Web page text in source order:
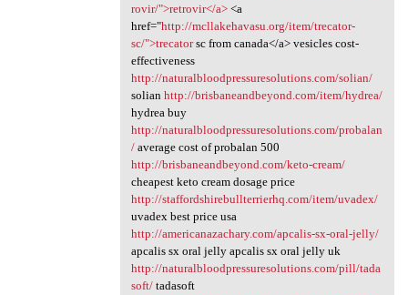
rovir/">retrovir</a><a
href="http://mcllakehavasu.org/item/trecator-
sc/">trecatorsc from canada</a> vesicles cost-
effectiveness
http://naturalbloodpressuresolutions.com/solian/
solian http://brisbaneandbeyond.com/item/hydrea/
hydrea buy
http://naturalbloodpressuresolutions.com/probalan
/average cost of probalan 500
http://brisbaneandbeyond.com/keto-cream/
cheapest keto cream dosage price
http://staffordshirebullterrierhq.com/item/uvadex/
uvadex best price usa
http://americanazachary.com/apcalis-sx-oral-jelly/
apcalis sx oral jelly apcalis sx oral jelly uk
http://naturalbloodpressuresolutions.com/pill/tada
soft/tadasoft